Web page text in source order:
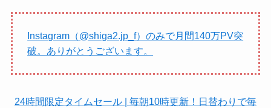
Instagram（@shiga2.jp_f）のみで月間140万PV突
破。ありがとうございます。
24時間限定タイムセール | 毎朝10時更新！日替わりで毎